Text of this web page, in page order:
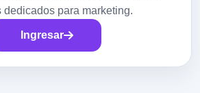
dedicados para marketing.
Ingresar